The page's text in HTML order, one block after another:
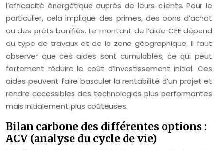
l’efficacité énergétique auprès de leurs clients. Pour le
particulier, cela implique des primes, des bons d’achat
ou des prêts bonifiés. Le montant de l’aide CEE dépend
du type de travaux et de la zone géographique. Il faut
observer que ces aides sont cumulables, ce qui peut
fortement réduire le coût d’investissement initial. Ces
aides peuvent faire basculer la rentabilité d’un projet et
rendre accessibles des technologies plus performantes
mais initialement plus coûteuses.
Bilan carbone des différentes options :
ACV (analyse du cycle de vie)